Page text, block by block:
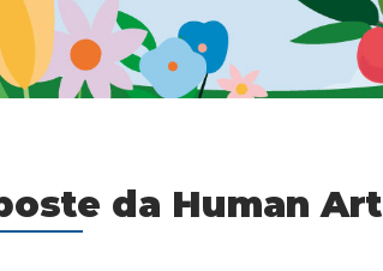
da Human Art